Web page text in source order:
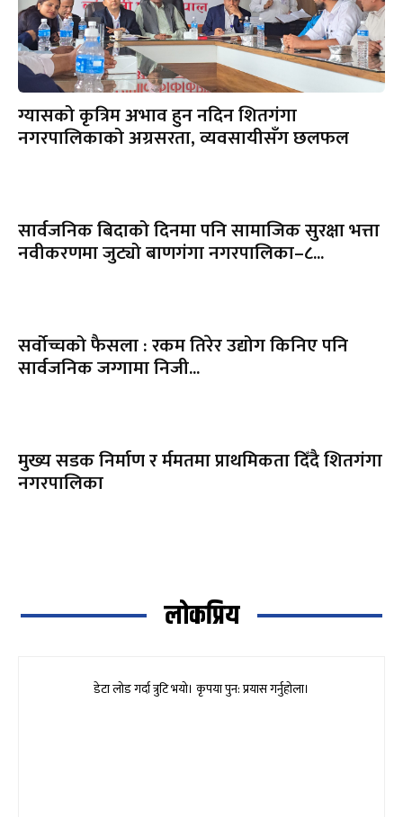
ग्यासको कृत्रिम अभाव हुन नदिन शितगंगा
नगरपालिकाको अग्रसरता, व्यवसायीसँग छलफल
सार्वजनिक बिदाको दिनमा पनि सामाजिक सुरक्षा भत्ता
नवीकरणमा जुट्यो बाणगंगा नगरपालिका–८...
सर्वोच्चको फैसला : रकम तिरेर उद्योग किनिए पनि
सार्वजनिक जग्गामा निजी...
मुख्य सडक निर्माण र र्ममतमा प्राथमिकता दिँदै शितगंगा
नगरपालिका
लोकप्रिय
डेटा लोड गर्दा त्रुटि भयो। कृपया पुन: प्रयास गर्नुहोला।